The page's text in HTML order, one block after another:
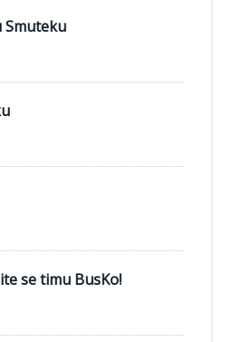
Smuteku
se timu BusKo!